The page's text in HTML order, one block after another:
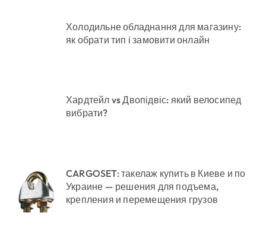
Холодильне обладнання для магазину:
як обрати тип і замовити онлайн
Хардтейл vs Двопідвіс: який велосипед
вибрати?
CARGOSET: такелаж купить в Киеве и по
Украине — решения для подъема,
крепления и перемещения грузов